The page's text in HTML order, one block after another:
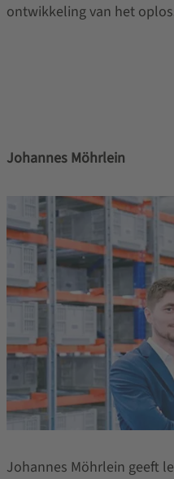
ontwikkeling van het
Johannes Möhrlein
Johannes Möhrlein geeft